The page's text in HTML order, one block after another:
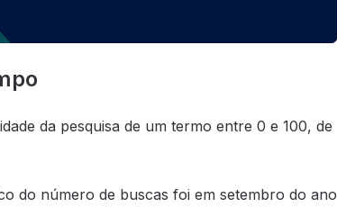
da pesquisa de um termo entre 0 e 100, de
do número de buscas foi em setembro do ano